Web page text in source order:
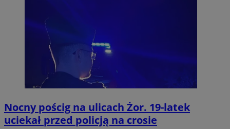
Nocny pościg na ulicach Żor. 19-latek
uciekał przed policją na crosie